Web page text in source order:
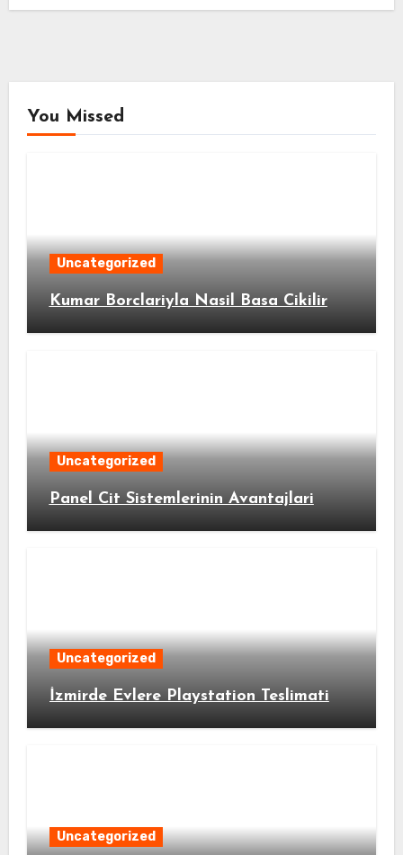
You Missed
Uncategorized
Kumar Borclariyla Nasil Basa Cikilir
Uncategorized
Panel Cit Sistemlerinin Avantajlari
Uncategorized
İzmirde Evlere Playstation Teslimati
Uncategorized